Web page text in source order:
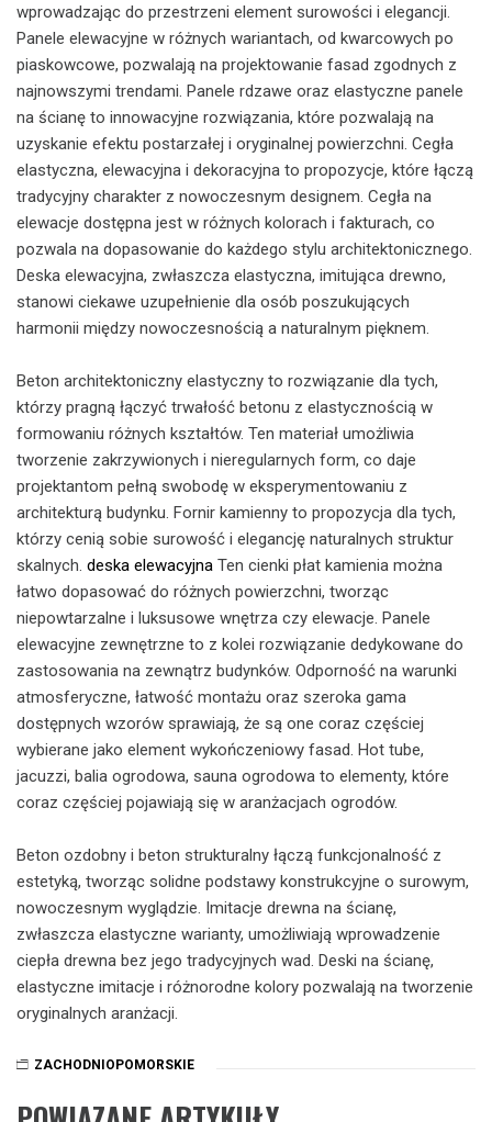
wprowadzając do przestrzeni element surowości i elegancji.
Panele elewacyjne w różnych wariantach, od kwarcowych po
piaskowcowe, pozwalają na projektowanie fasad zgodnych z
najnowszymi trendami. Panele rdzawe oraz elastyczne panele
na ścianę to innowacyjne rozwiązania, które pozwalają na
uzyskanie efektu postarzałej i oryginalnej powierzchni. Cegła
elastyczna, elewacyjna i dekoracyjna to propozycje, które łączą
tradycyjny charakter z nowoczesnym designem. Cegła na
elewacje dostępna jest w różnych kolorach i fakturach, co
pozwala na dopasowanie do każdego stylu architektonicznego.
Deska elewacyjna, zwłaszcza elastyczna, imitująca drewno,
stanowi ciekawe uzupełnienie dla osób poszukujących
harmonii między nowoczesnością a naturalnym pięknem.
Beton architektoniczny elastyczny to rozwiązanie dla tych,
którzy pragną łączyć trwałość betonu z elastycznością w
formowaniu różnych kształtów. Ten materiał umożliwia
tworzenie zakrzywionych i nieregularnych form, co daje
projektantom pełną swobodę w eksperymentowaniu z
architekturą budynku. Fornir kamienny to propozycja dla tych,
którzy cenią sobie surowość i elegancję naturalnych struktur
skalnych. deska elewacyjna Ten cienki płat kamienia można
łatwo dopasować do różnych powierzchni, tworząc
niepowtarzalne i luksusowe wnętrza czy elewacje. Panele
elewacyjne zewnętrzne to z kolei rozwiązanie dedykowane do
zastosowania na zewnątrz budynków. Odporność na warunki
atmosferyczne, łatwość montażu oraz szeroka gama
dostępnych wzorów sprawiają, że są one coraz częściej
wybierane jako element wykończeniowy fasad. Hot tube,
jacuzzi, balia ogrodowa, sauna ogrodowa to elementy, które
coraz częściej pojawiają się w aranżacjach ogrodów.
Beton ozdobny i beton strukturalny łączą funkcjonalność z
estetyką, tworząc solidne podstawy konstrukcyjne o surowym,
nowoczesnym wyglądzie. Imitacje drewna na ścianę,
zwłaszcza elastyczne warianty, umożliwiają wprowadzenie
ciepła drewna bez jego tradycyjnych wad. Deski na ścianę,
elastyczne imitacje i różnorodne kolory pozwalają na tworzenie
oryginalnych aranżacji.
ZACHODNIOPOMORSKIE